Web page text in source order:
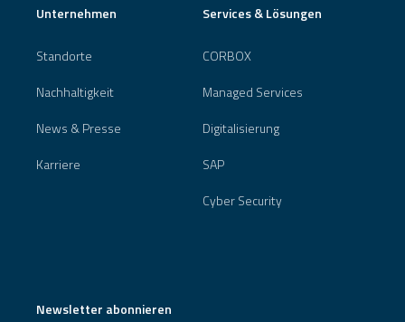
Unternehmen
Standorte
Nachhaltigkeit
News & Presse
Karriere
Services & Lösungen
CORBOX
Managed Services
Digitalisierung
SAP
Cyber Security
Newsletter abonnieren